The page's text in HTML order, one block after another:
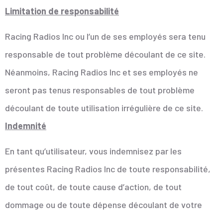
Limitation de responsabilité
Racing Radios Inc ou l’un de ses employés sera tenu
responsable de tout problème découlant de ce site.
Néanmoins, Racing Radios Inc et ses employés ne
seront pas tenus responsables de tout problème
découlant de toute utilisation irrégulière de ce site.
Indemnité
En tant qu’utilisateur, vous indemnisez par les
présentes Racing Radios Inc de toute responsabilité,
de tout coût, de toute cause d’action, de tout
dommage ou de toute dépense découlant de votre